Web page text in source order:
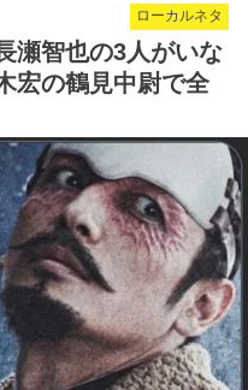
ローカルネタ
瀬智也の3人がいな
宏の鶴見中尉で全